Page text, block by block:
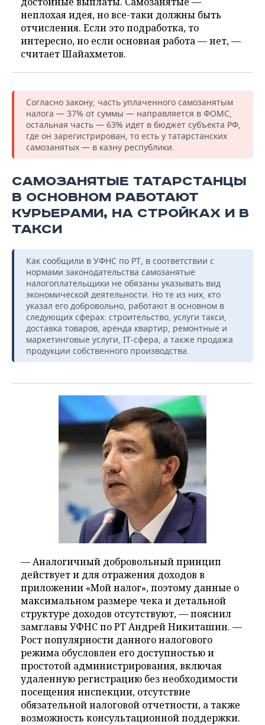
неплохая идея, но все-таки должны быть
отчисления. Если это подработка, то
интересно, но если основная работа — нет, —
считает Шайахметов.
Согласно закону, часть уплаченного самозанятым
налога — 37% от суммы — направляется в ФОМС,
остальная часть — 63% идет в бюджет субъекта РФ,
где он зарегистрирован, то есть у татарстанских
самозанятых — в казну республики.
САМОЗАНЯТЫЕ ТАТАРСТАНЦЫ
В ОСНОВНОМ РАБОТАЮТ
КУРЬЕРАМИ, НА СТРОЙКАХ И В
ТАКСИ
Как сообщили в УФНС по РТ, в соответствии с
нормами законодательства самозанятые
налогоплательщики не обязаны указывать вид
экономической деятельности. Но те из них, кто
указал его добровольно, работают в основном в
следующих сферах: строительство, услуги такси,
доставка товаров, аренда квартир, ремонтные и
маркетинговые услуги, IT-сфера, а также продажа
продукции собственного производства.
— Аналогичный добровольный принцип
действует и для отражения доходов в
приложении «Мой налог», поэтому данные о
максимальном размере чека и детальной
структуре доходов отсутствуют, — пояснил
замглавы УФНС по РТ Андрей Никиташин. —
Рост популярности данного налогового
режима обусловлен его доступностью и
простотой администрирования, включая
удаленную регистрацию без необходимости
посещения инспекции, отсутствие
обязательной налоговой отчетности, а также
возможность консультационной поддержки.